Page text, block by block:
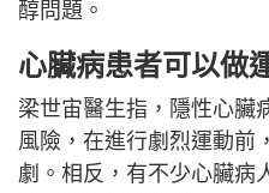
醇問題。
心臟病患者可以做
梁世宙醫生指，隱性心臟
風險，在進行劇烈運動前
劇。相反，有不少心臟病